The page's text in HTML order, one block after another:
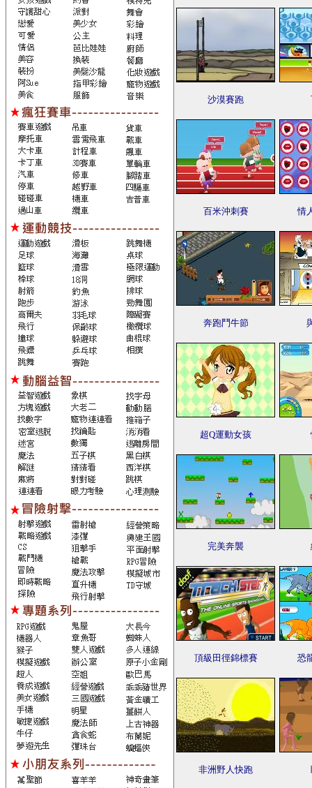
沙漠賽跑
百米沖刺賽 情
奔跑鬥牛節
超Q運動女孩
完美奔襲
頂級田徑錦標賽 恐
非洲野人快跑